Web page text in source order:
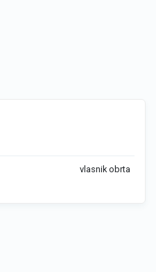
vlasnik obrta